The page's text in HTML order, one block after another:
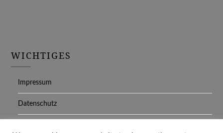
WICHTIGES
Impressum
Datenschutz